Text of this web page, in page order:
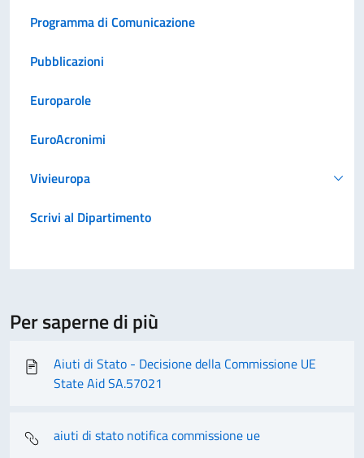
Programma di Comunicazione
Pubblicazioni
Europarole
EuroAcronimi
Vivieuropa
Scrivi al Dipartimento
Per saperne di più
Aiuti di Stato - Decisione della Commissione UE
State Aid SA.57021
aiuti di stato notifica commissione ue